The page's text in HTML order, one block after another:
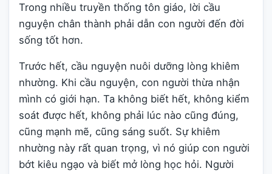
Trong nhiều truyền thống tôn giáo, lời cầu
nguyện chân thành phải dẫn con người đến đời
sống tốt hơn.
Trước hết, cầu nguyện nuôi dưỡng lòng khiêm
nhường. Khi cầu nguyện, con người thừa nhận
mình có giới hạn. Ta không biết hết, không kiểm
soát được hết, không phải lúc nào cũng đúng,
cũng mạnh mẽ, cũng sáng suốt. Sự khiêm
nhường này rất quan trọng, vì nó giúp con người
bớt kiêu ngạo và biết mở lòng học hỏi. Người